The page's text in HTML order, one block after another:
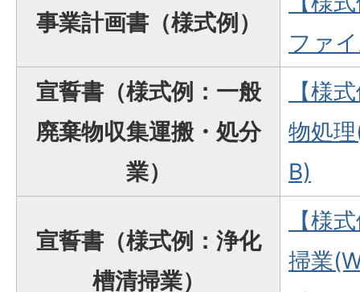
事業計画書（様式例）
ファ
宣誓書（様式例：一般
廃棄物収集運搬・処分
業）
【様
物処
B)
宣誓書（様式例：浄化
槽清掃業）
【様
掃業